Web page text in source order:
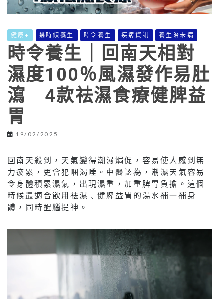
健康+ 幾時傾養生 時令養生 疾病資訊 養生治未病
時令養生｜回南天相對
濕度100％風濕發作易肚
瀉 4款祛濕食療健脾益
胃
19/02/2025
回南天殺到，天氣變得潮濕焗促，容易使人感到無
力疲累，更會犯睏渴睡。中醫認為，潮濕天氣容易
令身體積累濕氣，出現濕重，加重脾胃負擔。這個
時候最適合飲用祛濕﹑健脾益胃的湯水補一補身
體，同時醒腦提神。